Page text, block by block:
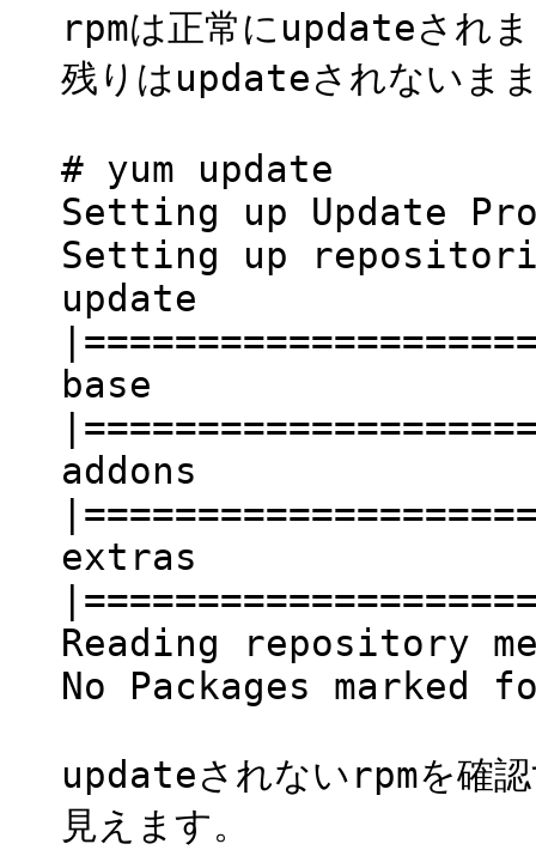
rpmは正常にupdateされ
残りはupdateされないま
# yum update
Setting up Update
Setting up
update
base
addons
extras
Reading repository
No Packages marked
updateされないrpmを確
見えます。